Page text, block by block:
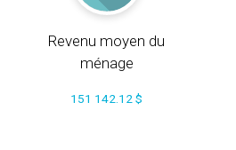
Revenu moyen du
ménage
151 142.12 $